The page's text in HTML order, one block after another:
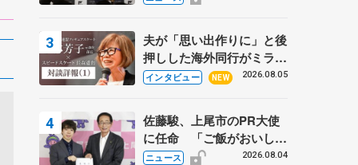
野村忠宏さんと対談
夫が「思い出作りに」と後
押しした海外同行がミラノ
まで… 繁華街のリンクで
に 小林芳子さんが振り返
るスケート人生
インタビュー NEW 2026.08.05
佐藤駿、上尾市のPR大使
に任命 「ご飯がおいし
く、住みやすいのが魅力」
ニュース 2026.08.04